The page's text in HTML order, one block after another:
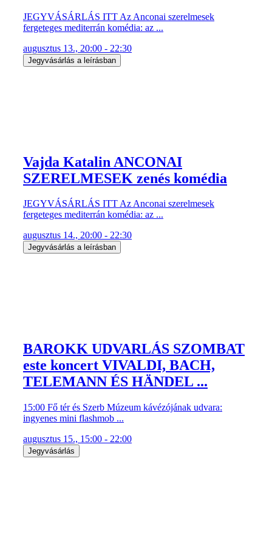
JEGYVÁSÁRLÁS ITT Az Anconai szerelmesek
fergeteges mediterrán komédia: az ...
augusztus 13., 20:00 - 22:30
Jegyvásárlás a leírásban
Vajda Katalin ANCONAI
SZERELMESEK zenés komédia
JEGYVÁSÁRLÁS ITT Az Anconai szerelmesek
fergeteges mediterrán komédia: az ...
augusztus 14., 20:00 - 22:30
Jegyvásárlás a leírásban
BAROKK UDVARLÁS SZOMBAT
este koncert VIVALDI, BACH,
TELEMANN ÉS HÄNDEL ...
15:00 Fő tér és Szerb Múzeum kávézójának udvara:
ingyenes mini flashmob ...
augusztus 15., 15:00 - 22:00
Jegyvásárlás